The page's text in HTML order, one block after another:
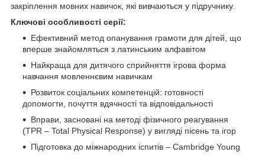
закріплення мовних навичок, які вивчаються у підручнику.
Ключові особливості серії:
Ефективний метод опанування грамоти для дітей, що
вперше знайомляться з латинським алфавітом
Найкраща для дитячого сприйняття ігрова форма
навчання мовленнєвим навичкам
Розвиток соціальних компетенцій: готовності
допомогти, почуття вдячності та відповідальності
Вправи, засновані на методі фізичного реагування
(TPR – Total Physical Response) у вигляді пісень та ігор
Підготовка до міжнародних іспитів – Cambridge Young